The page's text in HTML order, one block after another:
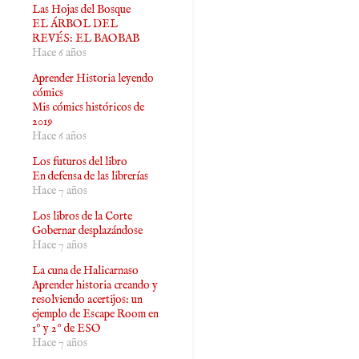
Las Hojas del Bosque
EL ÁRBOL DEL
REVÉS: EL BAOBAB
Hace 6 años
Aprender Historia leyendo
cómics
Mis cómics históricos de
2019
Hace 6 años
Los futuros del libro
En defensa de las librerías
Hace 7 años
Los libros de la Corte
Gobernar desplazándose
Hace 7 años
La cuna de Halicarnaso
Aprender historia creando y
resolviendo acertijos: un
ejemplo de Escape Room en
1º y 2º de ESO
Hace 7 años